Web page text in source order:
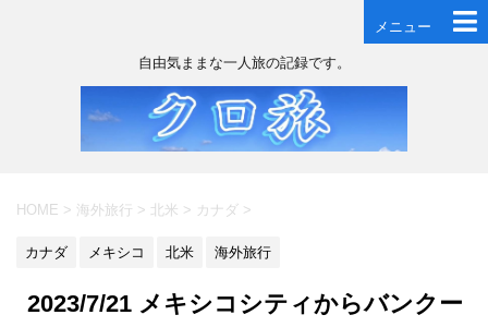
メニュー
自由気ままな一人旅の記録です。
HOME > 海外旅行 > 北米 > カナダ >
カナダ メキシコ 北米 海外旅行
2023/7/21 メキシコシティからバンクー